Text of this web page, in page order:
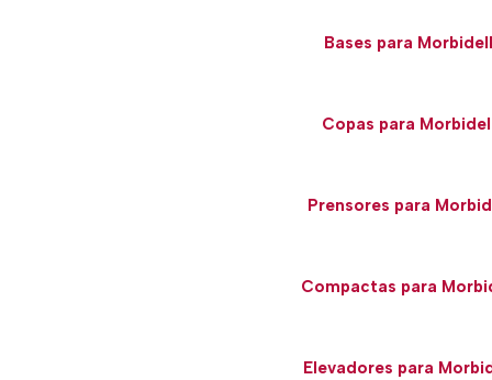
Bases para
Copas para
Prensores para
Compactas para
Elevadores para